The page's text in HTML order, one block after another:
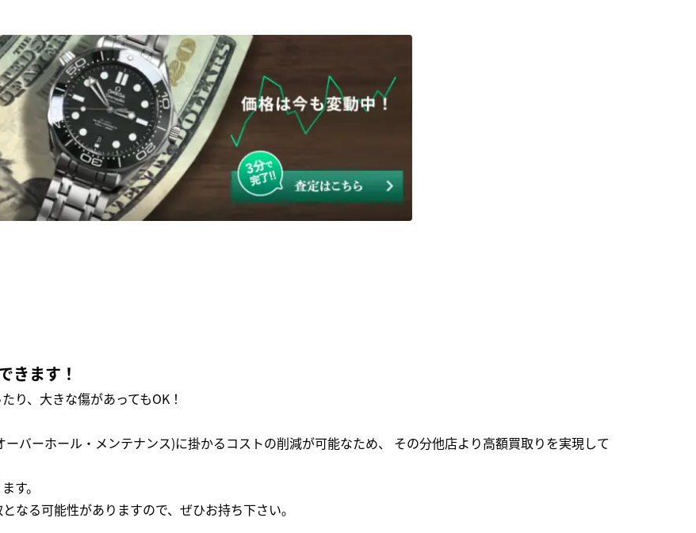
きます！
り、大きな傷があってもOK！
バーホール・メンテナンス)に掛かるコストの削減が可能なため、 その分他店より高額買取りを実現して
す。
なる可能性がありますので、ぜひお持ち下さい｡